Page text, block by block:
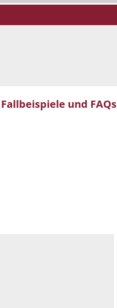
Fallbeispiele und FAQs